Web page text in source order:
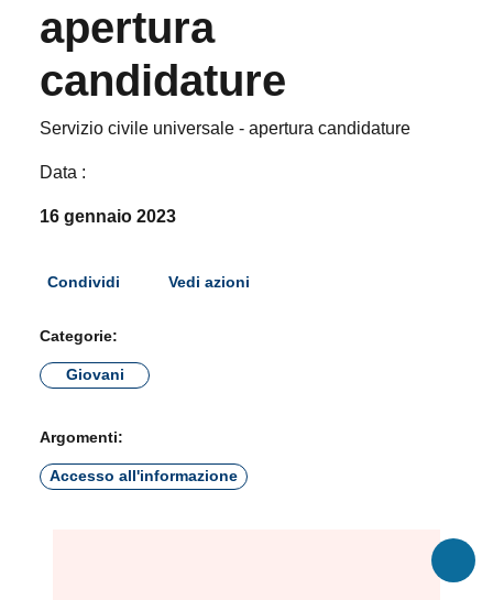
apertura
candidature
Servizio civile universale - apertura candidature
Data :
16 gennaio 2023
Condividi Vedi azioni
Categorie:
Giovani
Argomenti:
Accesso all'informazione